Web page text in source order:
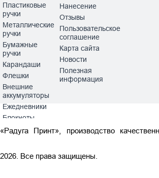
Пластиковые
ручки
Металлические
ручки
Бумажные
ручки
Карандаши
Флешки
Внешние
аккумуляторы
Ежедневники
Блокноты
Футляры и
коробочки
одежде
Нанесение
Отзывы
Пользовательское
соглашение
Карта сайта
Новости
Полезная
информация
«Радуга Принт», производство
2026. Все права защищены.